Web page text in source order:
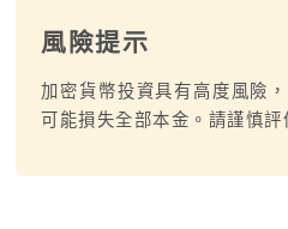
風險提示
加密貨幣投資具有高度風險
可能損失全部本金。請謹慎評